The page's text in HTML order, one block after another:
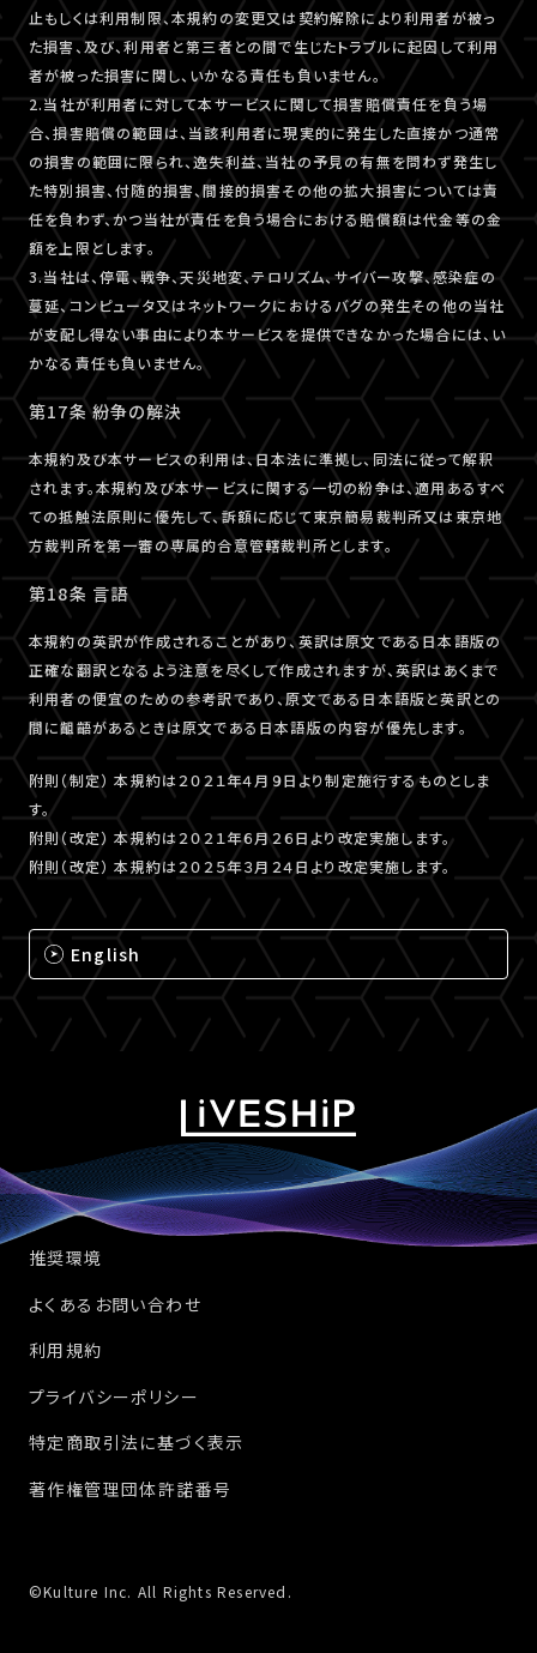
止もしくは利用制限、本規約の変更又は契約解除により利用者が被っ
た損害、及び、利用者と第三者との間で生じたトラブルに起因して利用
者が被った損害に関し、いかなる責任も負いません。
2.当社が利用者に対して本サービスに関して損害賠償責任を負う場
合、損害賠償の範囲は、当該利用者に現実的に発生した直接かつ通常
の損害の範囲に限られ、逸失利益、当社の予見の有無を問わず発生し
た特別損害、付随的損害、間接的損害その他の拡大損害については責
任を負わず、かつ当社が責任を負う場合における賠償額は代金等の金
額を上限とします。
3.当社は、停電、戦争、天災地変、テロリズム、サイバー攻撃、感染症の
蔓延、コンピュータ又はネットワークにおけるバグの発生その他の当社
が支配し得ない事由により本サービスを提供できなかった場合には、い
かなる責任も負いません。
第17条 紛争の解決
本規約及び本サービスの利用は、日本法に準拠し、同法に従って解釈
されます。本規約及び本サービスに関する一切の紛争は、適用あるすべ
ての抵触法原則に優先して、訴額に応じて東京簡易裁判所又は東京地
方裁判所を第一審の専属的合意管轄裁判所とします。
第18条 言語
本規約の英訳が作成されることがあり、英訳は原文である日本語版の
正確な翻訳となるよう注意を尽くして作成されますが、英訳はあくまで
利用者の便宜のための参考訳であり、原文である日本語版と英訳との
間に齟齬があるときは原文である日本語版の内容が優先します。
附則（制定） 本規約は２０２１年４月９日より制定施行するものとしま
す。
附則（改定） 本規約は２０２１年６月２６日より改定実施します。
附則（改定） 本規約は２０２５年３月２４日より改定実施します。
English
推奨環境
よくあるお問い合わせ
利用規約
プライバシーポリシー
特定商取引法に基づく表示
著作権管理団体許諾番号
©Kulture Inc. All Rights Reserved.